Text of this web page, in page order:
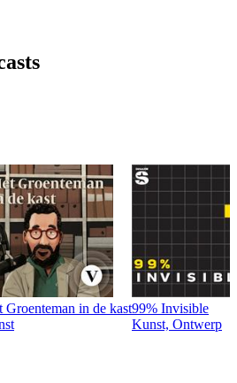
Groenteman in de kast99% Invisible
Kunst, Ontwerp